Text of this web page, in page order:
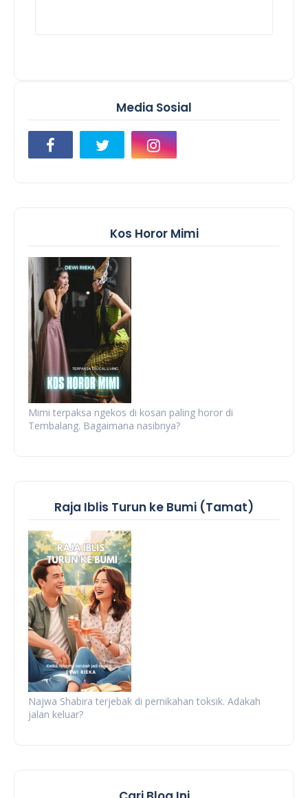
Media Sosial
Kos Horor Mimi
Mimi terpaksa ngekos di kosan paling horor di
Tembalang. Bagaimana nasibnya?
Raja Iblis Turun ke Bumi (Tamat)
Najwa Shabira terjebak di pernikahan toksik. Adakah
jalan keluar?